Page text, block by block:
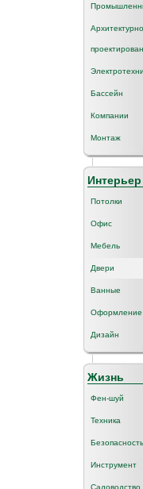
Бассейн
Компании
Монтаж
Интерьер
Потолки
Офис
Мебель
Двери
Ванные
Оформление
Дизайн
Жизнь
Фен-шуй
Техника
Безопасность
Инструмент
Садоводство